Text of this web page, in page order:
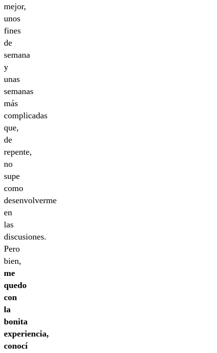
mejor,
unos
fines
de
semana
y
unas
semanas
más
complicadas
que,
de
repente,
no
supe
como
desenvolverme
en
las
discusiones.
Pero
bien,
me
quedo
con
la
bonita
experiencia,
conocí